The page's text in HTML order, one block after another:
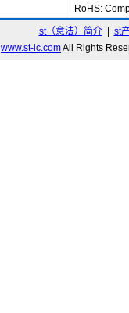
RoHS:
st（意法）简介| st
www.st-ic.comAll Rights